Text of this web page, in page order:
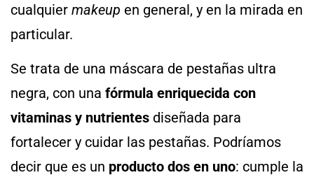
cualquier makeup en general, y en la mirada en
particular.
Se trata de una máscara de pestañas ultra
negra, con una fórmula enriquecida con
vitaminas y nutrientes diseñada para
fortalecer y cuidar las pestañas. Podríamos
decir que es un producto dos en uno: cumple la